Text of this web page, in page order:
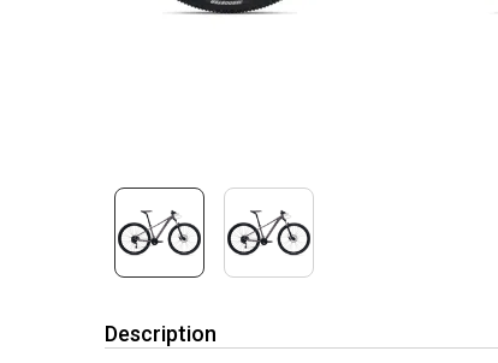
Description